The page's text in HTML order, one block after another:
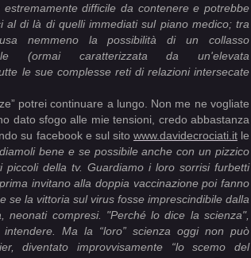
difficile da contenere e potrebbe
al di là di quelli immediati sul piano medico; tra
nemmeno la possibilità di un collasso
(ormai caratterizzata da un'elevata
le sue complesse reti di relazioni intersecate
potrei continuare a lungo. Non me ne vogliate
dato sfogo alle mie tensioni, credo abbastanza
su facebook e sul sito www.davidecrociati.it le
bene e se possibile anche con un pizzico
piccoli della tv. Guardiamo i loro sorrisi furbetti
invitano alla doppia vaccinazione poi fanno
se la vittoria sul virus fosse imprescindibile dalla
neonati compresi. "Perché lo dice la scienza",
Ma la “loro” scienza oggi non può
diventato improvvisamente “lo scemo del